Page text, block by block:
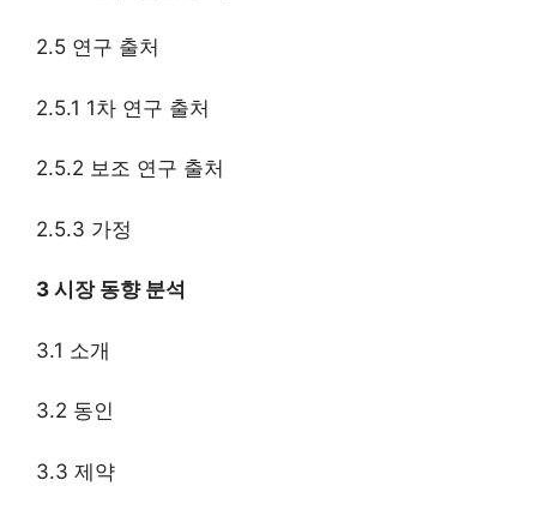
2.5 연구 출처
2.5.1 1차 연구 출처
2.5.2 보조 연구 출처
2.5.3 가정
3 시장 동향 분석
3.1 소개
3.2 동인
3.3 제약